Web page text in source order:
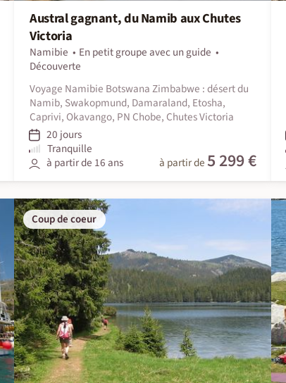
Austral gagnant, du Namib aux Chutes
Victoria
Namibie
En petit groupe avec un guide
Découverte
Voyage Namibie Botswana Zimbabwe : désert du
Namib, Swakopmund, Damaraland, Etosha,
Caprivi, Okavango, PN Chobe, Chutes Victoria
20 jours
Tranquille
à partir de 16 ans
à partir de 5 299 €
Coup de coeur